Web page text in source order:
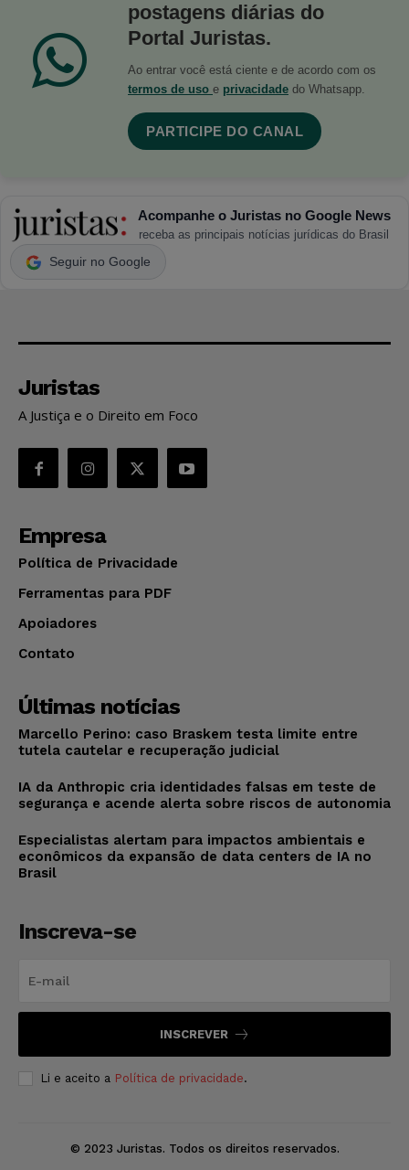
postagens diárias do
Portal Juristas.
Ao entrar você está ciente e de acordo com os
termos de uso e privacidade do Whatsapp.
PARTICIPE DO CANAL
Acompanhe o Juristas no Google News
receba as principais notícias jurídicas do Brasil
Seguir no Google
Juristas
A Justiça e o Direito em Foco
Empresa
Política de Privacidade
Ferramentas para PDF
Apoiadores
Contato
Últimas notícias
Marcello Perino: caso Braskem testa limite entre
tutela cautelar e recuperação judicial
IA da Anthropic cria identidades falsas em teste de
segurança e acende alerta sobre riscos de autonomia
Especialistas alertam para impactos ambientais e
econômicos da expansão de data centers de IA no
Brasil
Inscreva-se
INSCREVER
Li e aceito a Política de privacidade.
© 2023 Juristas. Todos os direitos reservados.